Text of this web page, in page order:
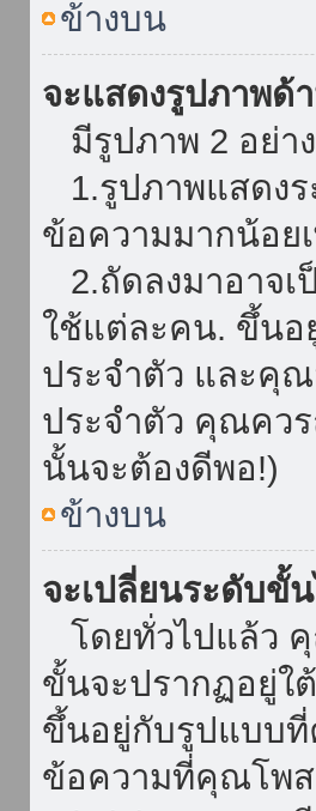
ข้างบน
จะแสดงรูปภาพด้
มีรูปภาพ 2 อย่า
1.รูปภาพแสดง
ข้อความมากน้อย
2.ถัดลงมาอาจ
ใช้แต่ละคน. ขึ้นอ
ประจำตัว และคุ
ประจำตัว คุณควร
นั้นจะต้องดีพอ!)
ข้างบน
จะเปลี่ยนระดับขั้
โดยทั่วไปแล้ว
ขั้นจะปรากฏอยู่ใ
ขึ้นอยู่กับรูปแบบที่
ข้อความที่คุณโพส